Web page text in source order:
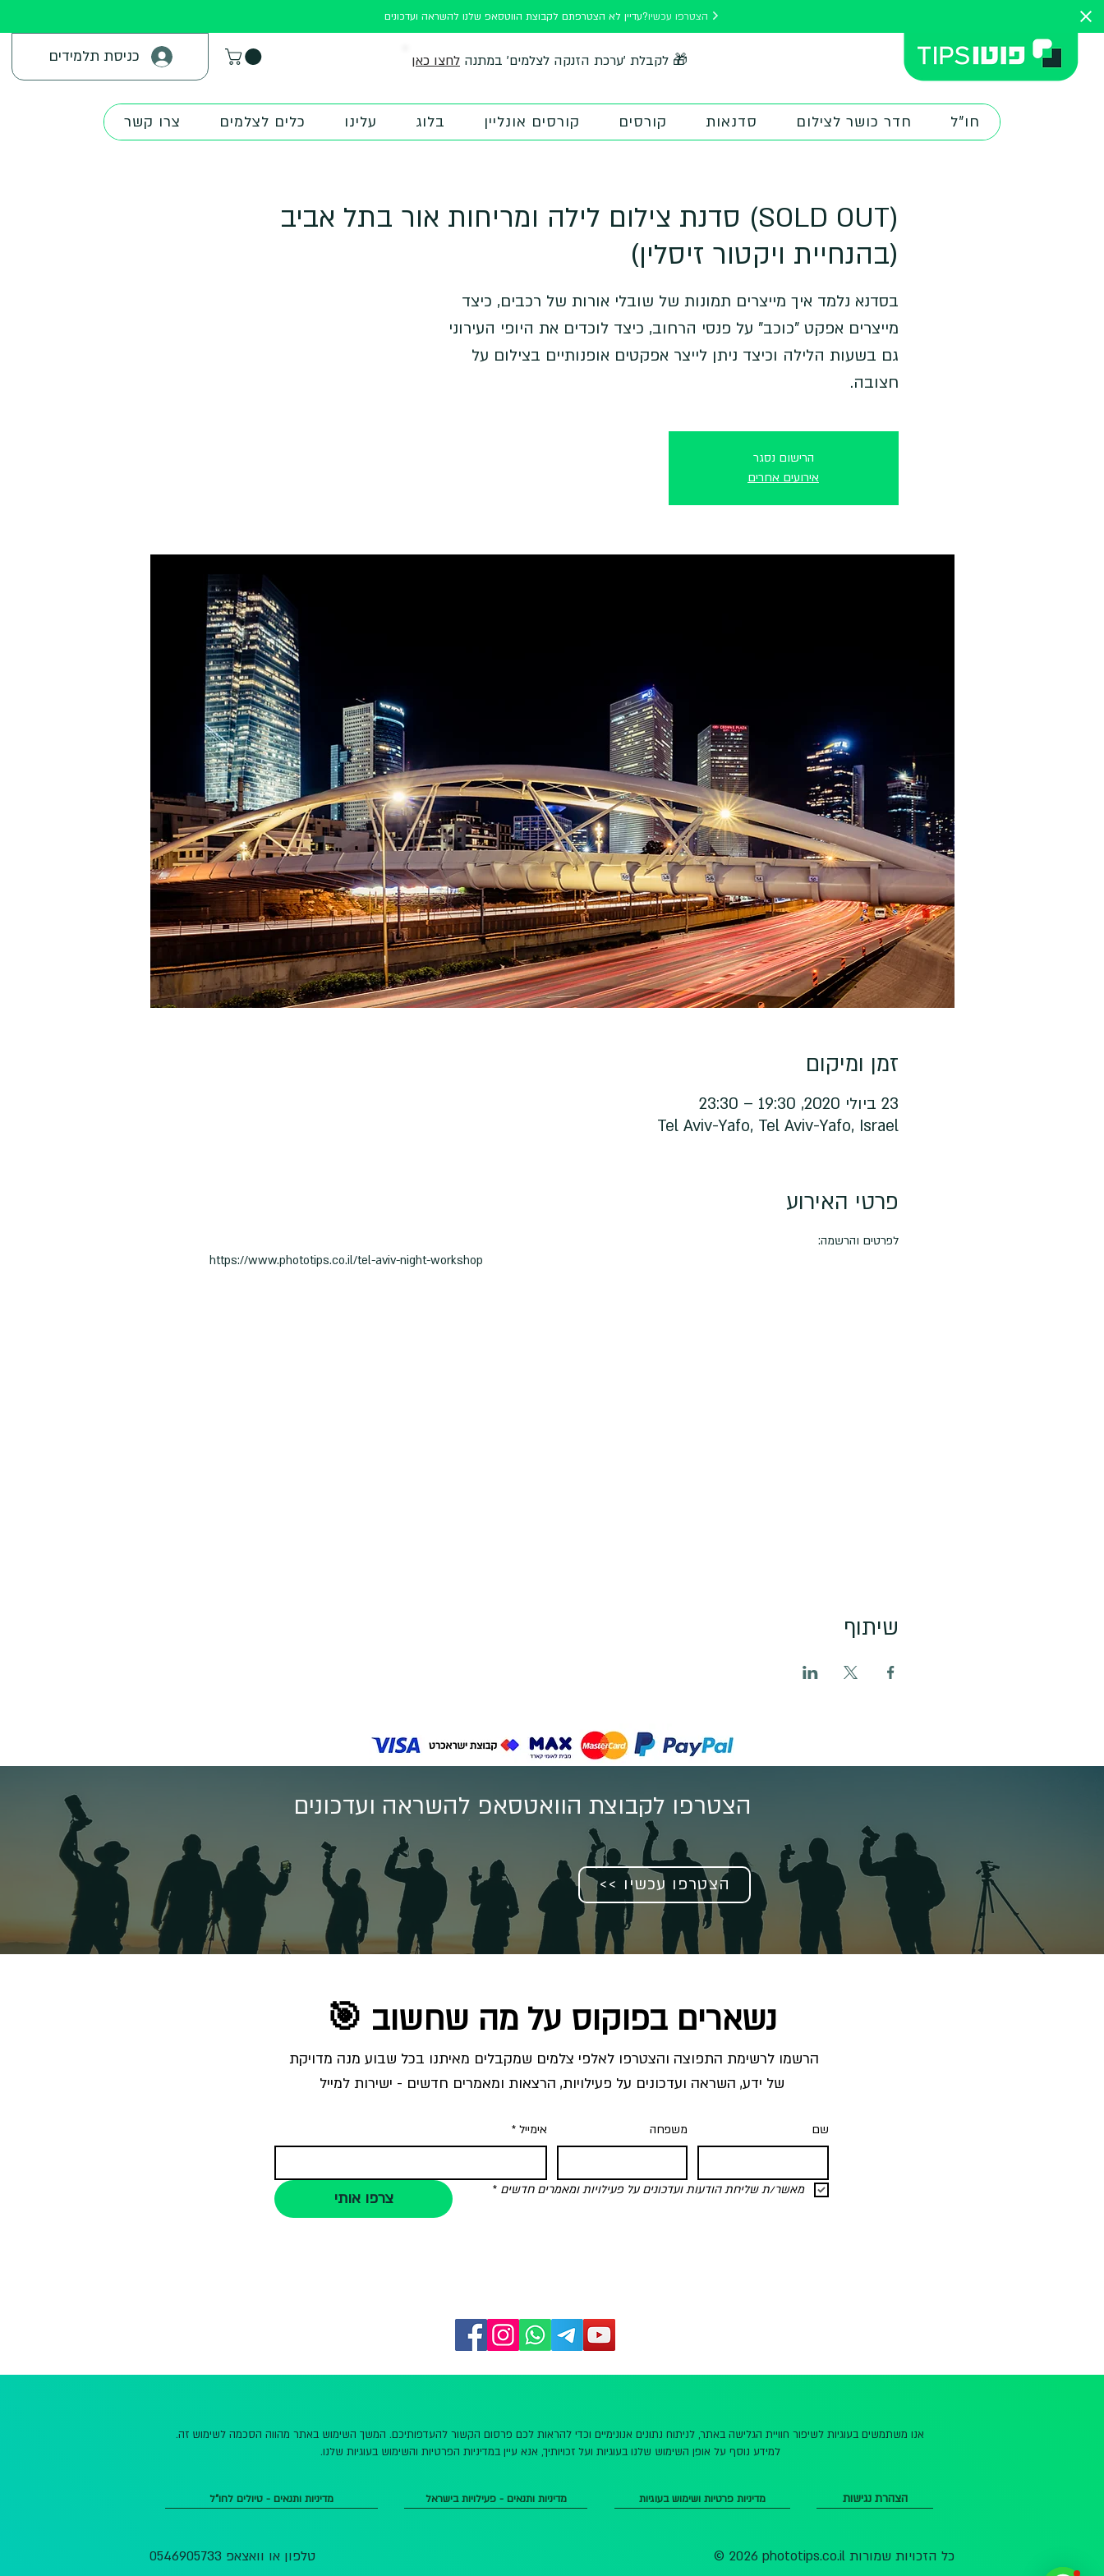
עדיין לא הצטרפתם לקבוצת הווטסאפ שלנו להשראה ועדכונים?
כניסת תלמידים לחצו כאן 🎁 לקבלת 'ערכת הזנקה לצלמים' במתנה
חו"ל חדר כושר לצילום סדנאות קורסים קורסים אונליין בלוג עלינו כלים לצלמים צרו קשר
(SOLD OUT) סדנת צילום לילה ומריחות אור בתל אביב
(בהנחיית ויקטור זיסלין)
בסדנא נלמד איך מייצרים תמונות של שובלי אורות של רכבים, כיצד
מייצרים אפקט "כוכב" על פנסי הרחוב, כיצד לוכדים את היופי העירוני
גם בשעות הלילה וכיצד ניתן לייצר אפקטים אופנותיים בצילום על
חצובה.
הרישום נסגר
אירועים אחרים
זמן ומיקום
23 ביולי 2020, 19:30 – 23:30
Tel Aviv-Yafo, Tel Aviv-Yafo, Israel
פרטי האירוע
לפרטים והרשמה:
https://www.phototips.co.il/tel-aviv-night-workshop
שיתוף
הצטרפו לקבוצת הוואטסאפ להשראה ועדכונים
<< הצטרפו עכשיו
נשארים בפוקוס על מה שחשוב 🎯
של ידע, השראה ועדכונים על פעילויות, הרצאות ומאמרים חדשים - ישירות למייל
שם משפחה אימייל *
מאשר/ת שליחת הודעות ועדכונים על פעילויות ומאמרים חדשים * צרפו אותי
אנו משתמשים בעוגיות לשיפור חוויית הגלישה באתר, לניתוח נתונים אנונימיים וכדי להראות לכם פרסום הקשור להעדפותיכם. המשך השימוש באתר מהווה הסכמה לשימוש זה.
למידע נוסף על אופן השימוש שלנו בעוגיות ועל זכויותיך, אנא עיין במדיניות הפרטיות והשימוש בעוגיות שלנו.
מדיניות ותנאים - טיולים לחו"ל מדיניות ותנאים - פעילויות בישראל מדיניות פרטיות ושימוש בעוגיות הצהרת נגישות
טלפון או וואצאפ 0546905733 © 2026 phototips.co.il כל הזכויות שמורות